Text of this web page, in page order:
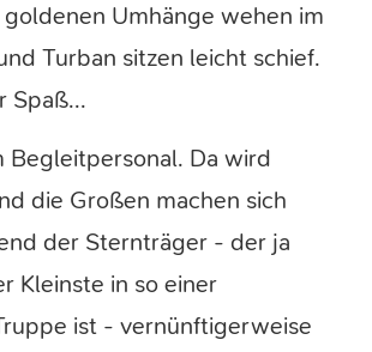
Umhänge wehen im
Turban sitzen leicht schief.
Spaß...
Begleitpersonal. Da wird
die Großen machen sich
der Sternträger - der ja
Kleinste in so einer
ist - vernünftigerweise